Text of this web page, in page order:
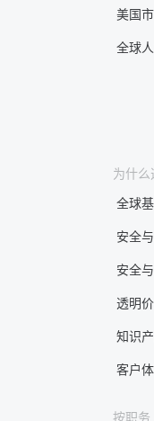
美国
全球
为什
全球
安全
安全
透明
知识
客户
按职务